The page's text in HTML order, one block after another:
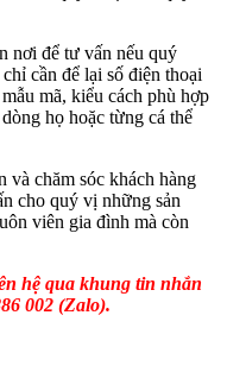
nơi để tư vấn nếu quý
cần để lại số điện thoại
mã, kiểu cách phù hợp
họ hoặc từng cá thể
chăm sóc khách hàng
cho quý vị những sản
viên gia đình mà còn
hệ qua khung tin nhắn
002 (Zalo).